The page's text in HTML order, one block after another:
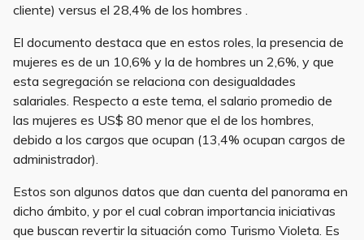
cliente) versus el 28,4% de los hombres .
El documento destaca que en estos roles, la presencia de
mujeres es de un 10,6% y la de hombres un 2,6%, y que
esta segregación se relaciona con desigualdades
salariales. Respecto a este tema, el salario promedio de
las mujeres es US$ 80 menor que el de los hombres,
debido a los cargos que ocupan (13,4% ocupan cargos de
administrador).
Estos son algunos datos que dan cuenta del panorama en
dicho ámbito, y por el cual cobran importancia iniciativas
que buscan revertir la situación como Turismo Violeta. Es